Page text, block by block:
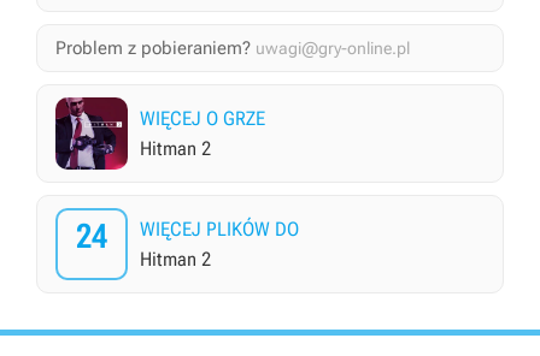
Problem z pobieraniem? uwagi@gry-online.pl
WIĘCEJ O GRZE
Hitman 2
24
WIĘCEJ PLIKÓW DO
Hitman 2